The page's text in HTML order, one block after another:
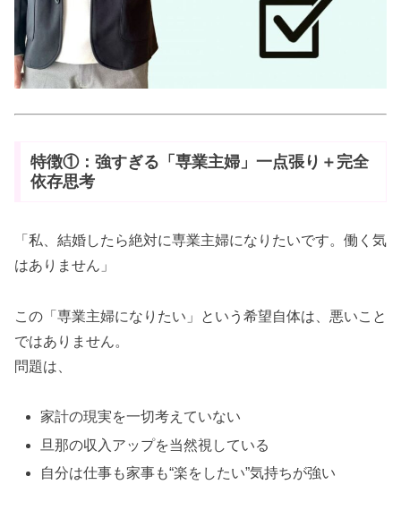
特徴①：強すぎる「専業主婦」一点張り＋完全
依存思考
「私、結婚したら絶対に専業主婦になりたいです。働く気
はありません」
この「専業主婦になりたい」という希望自体は、悪いこと
ではありません。
問題は、
家計の現実を一切考えていない
旦那の収入アップを当然視している
自分は仕事も家事も“楽をしたい”気持ちが強い